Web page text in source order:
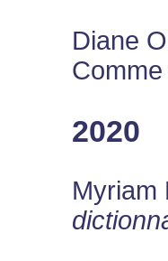
Diane
2020
Myriam